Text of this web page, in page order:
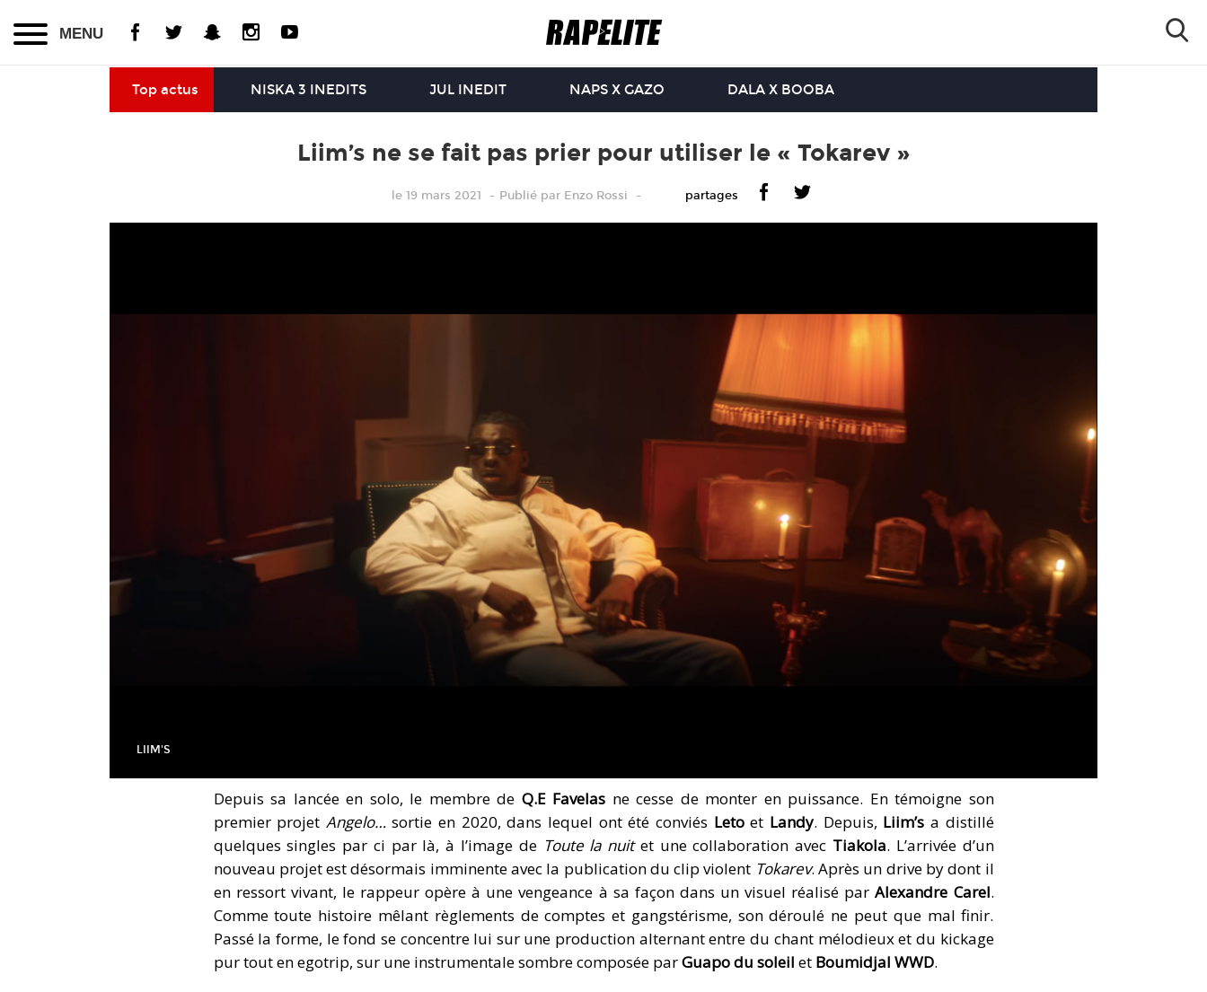
MENU
Top actus NISKA 3 INEDITS JUL INEDIT NAPS X GAZO DALA X BOOBA
Liim’s ne se fait pas prier pour utiliser le « Tokarev »
le 19 mars 2021 Publié par Enzo Rossi partages
LIIM'S
Depuis sa lancée en solo, le membre de Q.E Favelas ne cesse de monter en puissance. En témoigne son
premier projet Angelo…sortie en 2020, dans lequel ont été conviés Letoet Landy. Depuis, Liim’s a distillé
quelques singles par ci par là, à l’image de Toute la nuitet une collaboration avec Tiakola. L’arrivée d’un
nouveau projet est désormais imminente avec la publication du clip violent Tokarev. Après un drive by dont il
en ressort vivant, le rappeur opère à une vengeance à sa façon dans un visuel réalisé parAlexandre Carel.
Comme toute histoire mêlant règlements de comptes et gangstérisme, son déroulé ne peut que mal finir.
Passé la forme, le fond se concentre lui sur une production alternant entre du chant mélodieux et du kickage
pur tout en egotrip, sur une instrumentale sombre composée parGuapo du soleil et Boumidjal WWD.